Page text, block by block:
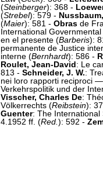
(Steinberger): 368 -
(Strebel): 579 -
(Maier): 581 - Obras de
International
en el presente (Barberis):
permanente de Justice
interne (Bernhardt): 586 -
Roulet, Jean-David: Le
813 - Schneider, J. W.:
nei loro rapporti reciproci
Verkehrspolitik und der
Visscher, Charles De:
Völkerrechts (Reibstein):
Guenter: The International
4.1952 ff. (Red. ): 592 -